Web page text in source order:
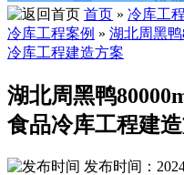
首页 » 冷库工
冷库工程案例 » 湖北周黑鸭
冷库工程建造方案
湖北周黑鸭
食品冷库工程建
发布时间：